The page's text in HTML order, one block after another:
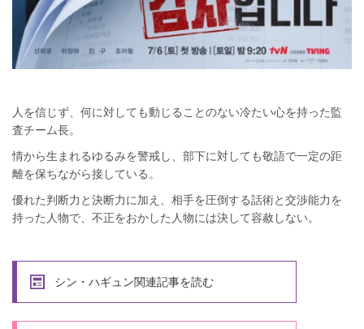
人を信じず、何に対しても動じることのない冷たい心を持った監
査チーム長。
情から生まれるゆるみを警戒し、部下に対しても敬語で一定の距
離を保ちながら接している。
優れた判断力と決断力に加え、相手を圧倒する話術と交渉能力を
持った人物で、不正をおかした人物には決して容赦しない。
シン・ハギュン関連記事を読む